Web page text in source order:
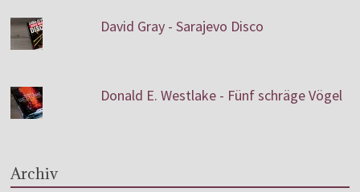
David Gray - Sarajevo Disco
Donald E. Westlake - Fünf schräge Vögel
Archiv